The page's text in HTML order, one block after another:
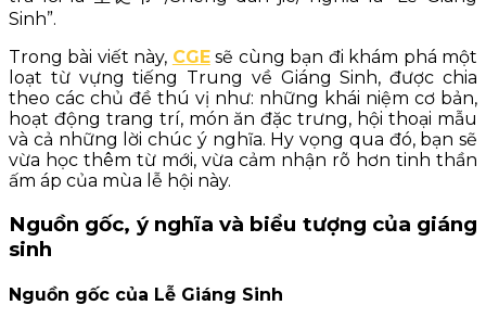
Sinh”.
Trong bài viết này, CGEsẽ cùng bạn đi khám phá một
loạt từ vựng tiếng Trung về Giáng Sinh, được chia
theo các chủ đề thú vị như: những khái niệm cơ bản,
hoạt động trang trí, món ăn đặc trưng, hội thoại mẫu
và cả những lời chúc ý nghĩa. Hy vọng qua đó, bạn sẽ
vừa học thêm từ mới, vừa cảm nhận rõ hơn tinh thần
ấm áp của mùa lễ hội này.
Nguồn gốc, ý nghĩa và biểu tượng của giáng
sinh
Nguồn gốc của Lễ Giáng Sinh